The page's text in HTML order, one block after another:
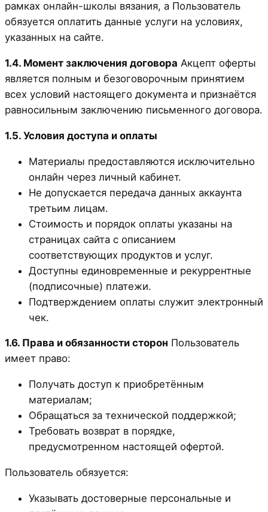
рамках онлайн-школы вязания, а Пользователь
обязуется оплатить данные услуги на условиях,
указанных на сайте.
1.4. Момент заключения договора Акцепт оферты
является полным и безоговорочным принятием
всех условий настоящего документа и признаётся
равносильным заключению письменного договора.
1.5. Условия доступа и оплаты
Материалы предоставляются исключительно
онлайн через личный кабинет.
Не допускается передача данных аккаунта
третьим лицам.
Стоимость и порядок оплаты указаны на
страницах сайта с описанием
соответствующих продуктов и услуг.
Доступны единовременные и рекуррентные
(подписочные) платежи.
Подтверждением оплаты служит электронный
чек.
1.6. Права и обязанности сторон Пользователь
имеет право:
Получать доступ к приобретённым
материалам;
Обращаться за технической поддержкой;
Требовать возврат в порядке,
предусмотренном настоящей офертой.
Пользователь обязуется:
Указывать достоверные персональные и